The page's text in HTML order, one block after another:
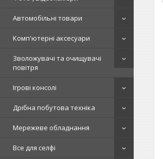
Автомобільні товари
Комп'ютерні аксесуари
Зволожувачі та очищувачі
повітря
Ігрові консолі
Дрібна побутова техніка
Мережеве обладнання
Все для селфі